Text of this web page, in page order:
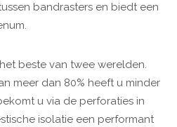
bandrasters en biedt een
beste van twee werelden.
meer dan 80% heeft u minder
u via de perforaties in
isolatie een performant